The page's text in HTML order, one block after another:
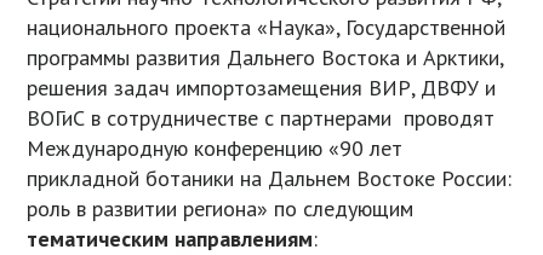
национального проекта «Наука», Государственной
программы развития Дальнего Востока и Арктики,
решения задач импортозамещения ВИР, ДВФУ и
ВОГиС в сотрудничестве с партнерами проводят
Международную конференцию «90 лет
прикладной ботаники на Дальнем Востоке России:
роль в развитии региона» по следующим
тематическим направлениям: